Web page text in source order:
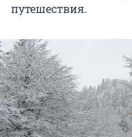
путешествия.